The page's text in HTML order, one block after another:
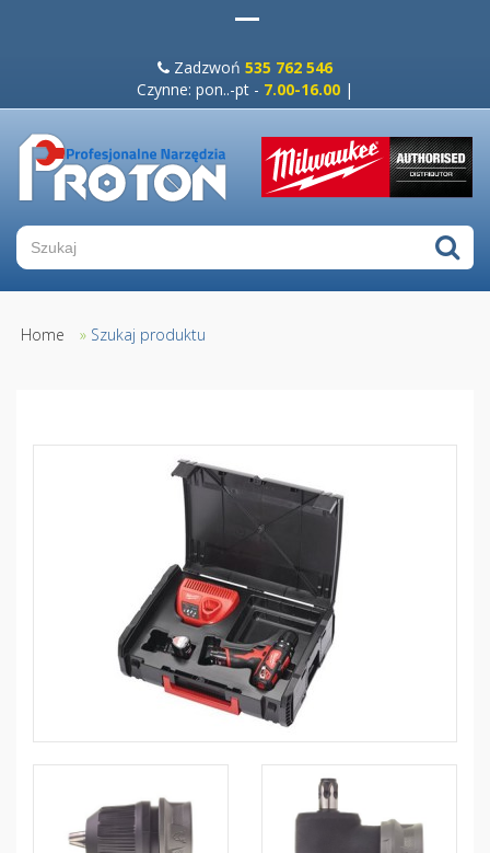
Zadzwoń 535 762 546
Czynne: pon..-pt - 7.00-16.00 |
Home » Szukaj produktu